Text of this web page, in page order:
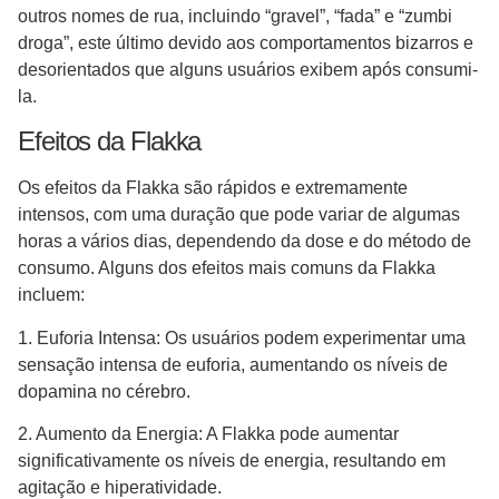
outros nomes de rua, incluindo “gravel”, “fada” e “zumbi
droga”, este último devido aos comportamentos bizarros e
desorientados que alguns usuários exibem após consumi-
la.
Efeitos da Flakka
Os efeitos da Flakka são rápidos e extremamente
intensos, com uma duração que pode variar de algumas
horas a vários dias, dependendo da dose e do método de
consumo. Alguns dos efeitos mais comuns da Flakka
incluem:
1. Euforia Intensa: Os usuários podem experimentar uma
sensação intensa de euforia, aumentando os níveis de
dopamina no cérebro.
2. Aumento da Energia: A Flakka pode aumentar
significativamente os níveis de energia, resultando em
agitação e hiperatividade.